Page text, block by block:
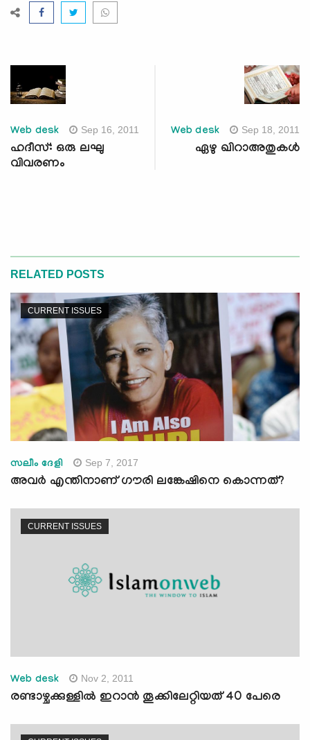
Web desk Sep 16, 2011
ഹദീസ്: ഒരു ലഘു
വിവരണം
Web desk Sep 18, 2011
ഏഴു ഖിറാഅതുകള്‍
RELATED POSTS
CURRENT ISSUES
സലീം ദേളി Sep 7, 2017
അവര്‍ എന്തിനാണ് ഗൗരി ലങ്കേഷിനെ കൊന്നത്?
CURRENT ISSUES
Web desk Nov 2, 2011
രണ്ടാഴ്ചക്കുള്ളില്‍ ഇറാന്‍ തൂക്കിലേറ്റിയത് 40 പേരെ